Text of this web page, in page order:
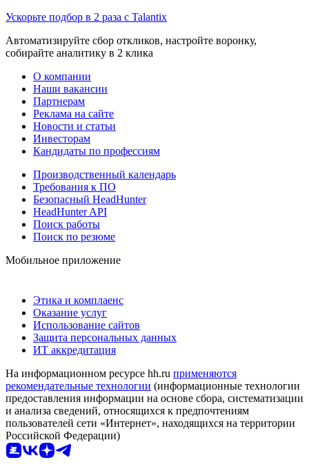
Ускорьте подбор в 2 раза с Talantix
Автоматизируйте сбор откликов, настройте воронку,
собирайте аналитику в 2 клика
О компании
Наши вакансии
Партнерам
Реклама на сайте
Новости и статьи
Инвесторам
Кандидаты по профессиям
Производственный календарь
Требования к ПО
Безопасный HeadHunter
HeadHunter API
Поиск работы
Поиск по резюме
Мобильное приложение
Этика и комплаенс
Оказание услуг
Использование сайтов
Защита персональных данных
ИТ аккредитация
На информационном ресурсе hh.ru применяются
рекомендательные технологии (информационные технологии
предоставления информации на основе сбора, систематизации
и анализа сведений, относящихся к предпочтениям
пользователей сети «Интернет», находящихся на территории
Российской Федерации)